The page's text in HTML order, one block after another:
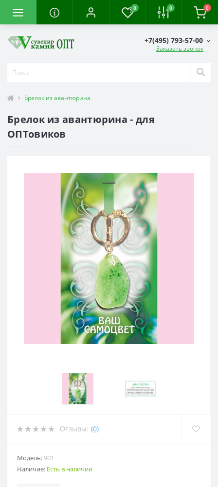
0 0 0
+7(495) 793-57-00
Заказать звонок
Брелок из авантюрина
Брелок из авантюрина - для
ОПТовиков
Отзывы: (0)
Модель: 901
Наличие: Есть в наличии